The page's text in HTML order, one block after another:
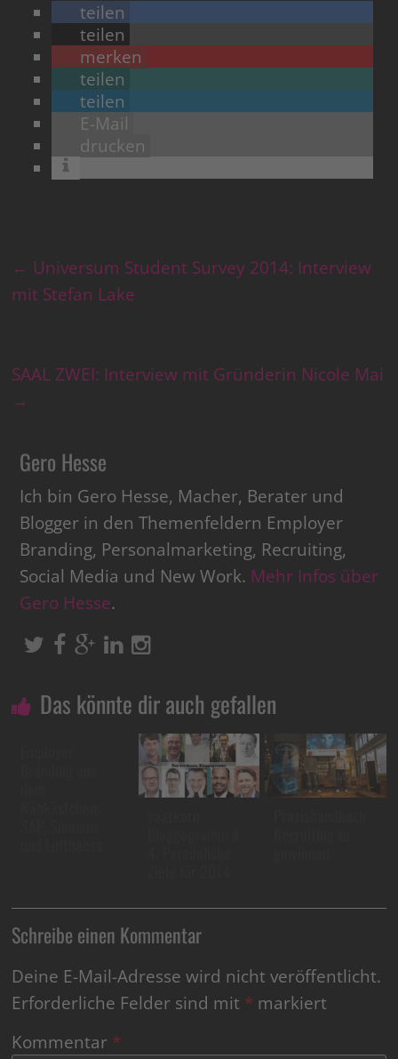
teilen
teilen
merken
teilen
teilen
E-Mail
drucken
← Universum Student Survey 2014: Interview
mit Stefan Lake
SAAL ZWEI: Interview mit Gründerin Nicole Mai
→
Gero Hesse
Ich bin Gero Hesse, Macher, Berater und
Blogger in den Themenfeldern Employer
Branding, Personalmarketing, Recruiting,
Social Media und New Work. Mehr Infos über
Gero Hesse.
Das könnte dir auch gefallen
Schreibe einen Kommentar
Deine E-Mail-Adresse wird nicht veröffentlicht.
Erforderliche Felder sind mit * markiert
Kommentar *